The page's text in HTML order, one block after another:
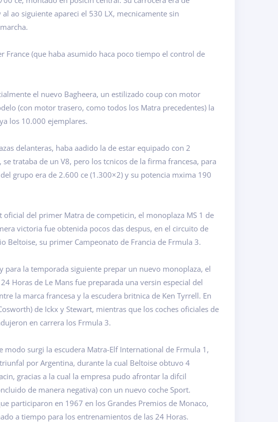
ao siguiente apareci el 530 LX, mecnicamente sin
France (que haba asumido haca poco tiempo el control de
el nuevo Bagheera, un estilizado coup con motor
(con motor trasero, como todos los Matra precedentes) la
los 10.000 ejemplares.
delanteras, haba aadido la de estar equipado con 2
trataba de un V8, pero los tcnicos de la firma francesa, para
grupo era de 2.600 ce (1.300×2) y su potencia mxima 190
del primer Matra de competicin, el monoplaza MS 1 de
victoria fue obtenida pocos das despus, en el circuito de
Beltoise, su primer Campeonato de Francia de Frmula 3.
para la temporada siguiente prepar un nuevo monoplaza, el
Horas de Le Mans fue preparada una versin especial del
la marca francesa y la escudera britnica de Ken Tyrrell. En
de Ickx y Stewart, mientras que los coches oficiales de
en carrera los Frmula 3.
surgi la escudera Matra-Elf International de Frmula 1,
por Argentina, durante la cual Beltoise obtuvo 4
gracias a la cual la empresa pudo afrontar la difcil
de manera negativa) con un nuevo coche Sport.
participaron en 1967 en los Grandes Premios de Monaco,
a tiempo para los entrenamientos de las 24 Horas.